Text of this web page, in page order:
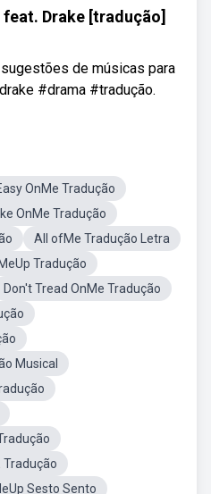
feat. Drake [tradução]
de músicas para
#drama #tradução.
OnMe Tradução
OnMe Tradução
All ofMe Tradução Letra
Tradução
Don't Tread OnMe Tradução
Musical
Tradução
Sesto Sento